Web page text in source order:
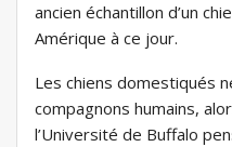
ancien échantillon d’un
Amérique à ce jour.
Les chiens domestiqués
compagnons humains,
l’Université de Buffalo